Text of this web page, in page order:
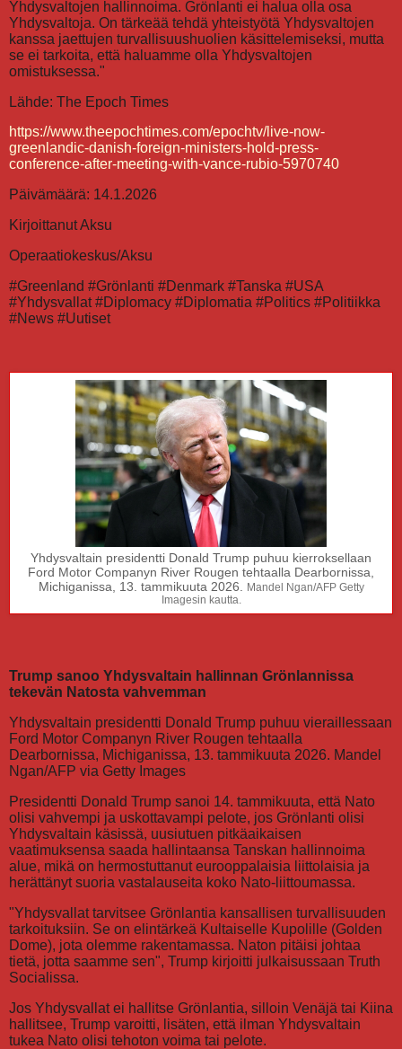
Yhdysvaltojen hallinnoima. Grönlanti ei halua olla osa
Yhdysvaltoja. On tärkeää tehdä yhteistyötä Yhdysvaltojen
kanssa jaettujen turvallisuushuolien käsittelemiseksi, mutta
se ei tarkoita, että haluamme olla Yhdysvaltojen
omistuksessa."
Lähde: The Epoch Times
https://www.theepochtimes.com/epochtv/live-now-
greenlandic-danish-foreign-ministers-hold-press-
conference-after-meeting-with-vance-rubio-5970740
Päivämäärä: 14.1.2026
Kirjoittanut Aksu
Operaatiokeskus/Aksu
#Greenland #Grönlanti #Denmark #Tanska #USA
#Yhdysvallat #Diplomacy #Diplomatia #Politics #Politiikka
#News #Uutiset
Yhdysvaltain presidentti Donald Trump puhuu kierroksellaan
Ford Motor Companyn River Rougen tehtaalla Dearbornissa,
Michiganissa, 13. tammikuuta 2026.
Mandel Ngan/AFP Getty
Imagesin kautta.
Trump sanoo Yhdysvaltain hallinnan Grönlannissa
tekevän Natosta vahvemman
Yhdysvaltain presidentti Donald Trump puhuu vieraillessaan
Ford Motor Companyn River Rougen tehtaalla
Dearbornissa, Michiganissa, 13. tammikuuta 2026. Mandel
Ngan/AFP via Getty Images
Presidentti Donald Trump sanoi 14. tammikuuta, että Nato
olisi vahvempi ja uskottavampi pelote, jos Grönlanti olisi
Yhdysvaltain käsissä, uusiutuen pitkäaikaisen
vaatimuksensa saada hallintaansa Tanskan hallinnoima
alue, mikä on hermostuttanut eurooppalaisia liittolaisia ja
herättänyt suoria vastalauseita koko Nato-liittoumassa.
"Yhdysvallat tarvitsee Grönlantia kansallisen turvallisuuden
tarkoituksiin. Se on elintärkeä Kultaiselle Kupolille (Golden
Dome), jota olemme rakentamassa. Naton pitäisi johtaa
tietä, jotta saamme sen", Trump kirjoitti julkaisussaan Truth
Socialissa.
Jos Yhdysvallat ei hallitse Grönlantia, silloin Venäjä tai Kiina
hallitsee, Trump varoitti, lisäten, että ilman Yhdysvaltain
tukea Nato olisi tehoton voima tai pelote.